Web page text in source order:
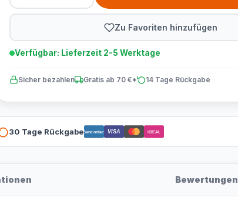
Zu Favoriten hinzufügen
Verfügbar: Lieferzeit 2-5 Werktage
Sicher bezahlen Gratis ab 70 €* 14 Tage Rückgabe
30 Tage RückgabeBancontact VISA iDEAL
Bewertungen